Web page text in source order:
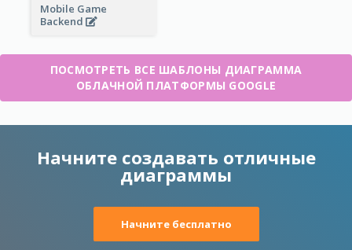
Mobile Game
Backend
ПОСМОТРЕТЬ ВСЕ ШАБЛОНЫ ДИАГРАММА
ОБЛАЧНОЙ ПЛАТФОРМЫ GOOGLE
Начните создавать отличные
диаграммы
Начните бесплатно